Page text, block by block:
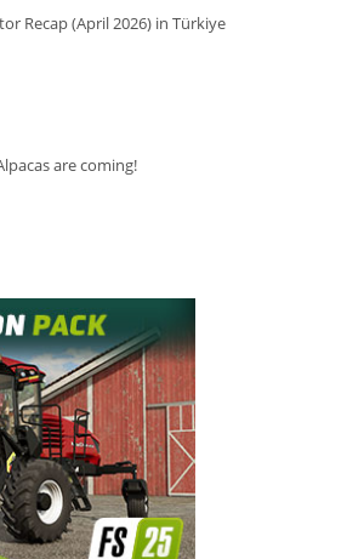
Recap (April 2026) in Türkiye
are coming!